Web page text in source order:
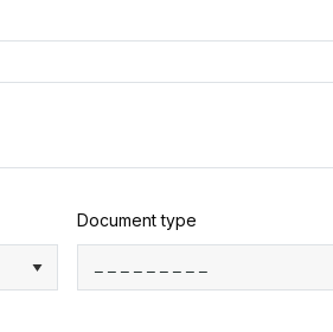
Document type